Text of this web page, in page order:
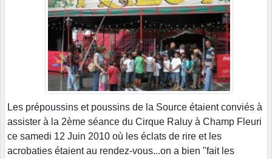
Les prépoussins et poussins de la Source étaient conviés à
assister à la 2ème séance du Cirque Raluy à Champ Fleuri
ce samedi 12 Juin 2010 où les éclats de rire et les
acrobaties étaient au rendez-vous...on a bien "fait les